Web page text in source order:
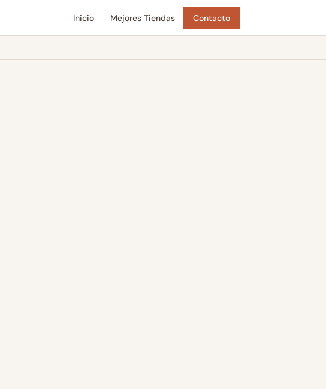
Inicio Mejores Tiendas Contacto